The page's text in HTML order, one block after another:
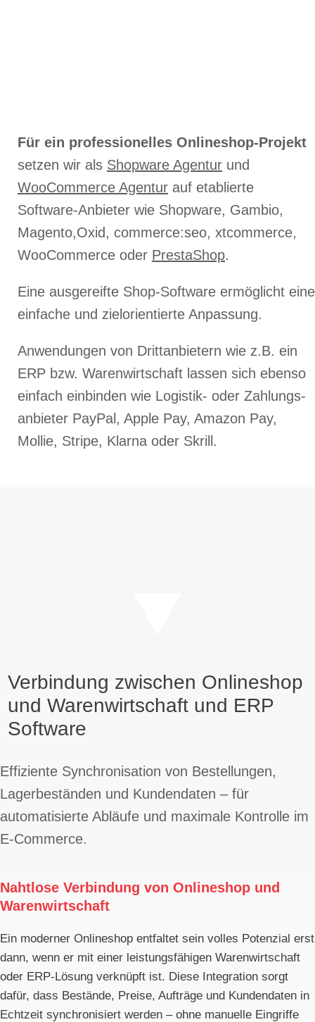
Für ein professionelles Onlineshop-Projekt
setzen wir als Shopware Agentur und
WooCommerce Agentur auf etablierte
Software-Anbieter wie Shopware, Gambio,
Magento,Oxid, commerce:seo, xtcommerce,
WooCommerce oder PrestaShop.
Eine ausgereifte Shop-Software ermöglicht eine
einfache und zielorientierte Anpassung.
Anwendungen von Drittanbietern wie z.B. ein
ERP bzw. Warenwirtschaft lassen sich ebenso
einfach einbinden wie Logistik- oder Zahl­ungs­
anbieter PayPal, Apple Pay, Amazon Pay,
Mollie, Stripe, Klarna oder Skrill.
Verbindung zwischen Onlineshop
und Warenwirtschaft und ERP
Software
Effiziente Synchronisation von Bestellungen,
Lagerbeständen und Kundendaten – für
automatisierte Abläufe und maximale Kontrolle im
E-Commerce.
Nahtlose Verbindung von Onlineshop und
Warenwirtschaft
Ein moderner Onlineshop entfaltet sein volles Potenzial erst
dann, wenn er mit einer leistungsfähigen Warenwirtschaft
oder ERP-Lösung verknüpft ist. Diese Integration sorgt
dafür, dass Bestände, Preise, Aufträge und Kundendaten in
Echtzeit synchronisiert werden – ohne manuelle Eingriffe